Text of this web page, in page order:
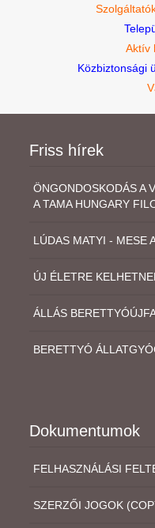
Aktív
Közbiztonsági
Friss hírek
ÖNGONDOSKODÁS A
A TAMA HUNGARY
LÚDAS MATYI - MESE
ÚJ ÉLETRE
ÁLLÁS
BERETTYÓ
Dokumentumok
FELHASZNÁLÁSI
SZERZŐI JOGOK